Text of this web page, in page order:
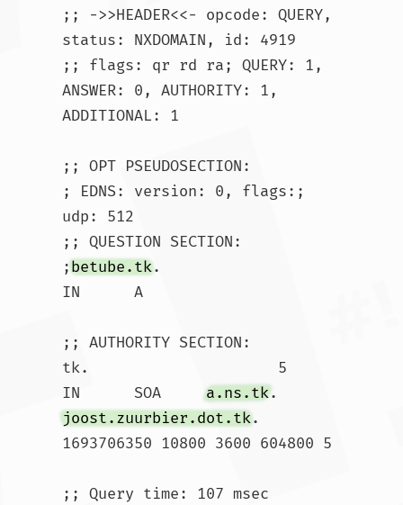
;; ->>HEADER<<- opcode: QUERY,
status: NXDOMAIN, id: 4919
;; flags: qr rd ra; QUERY: 1,
ANSWER: 0, AUTHORITY: 1,
ADDITIONAL: 1
;; OPT PSEUDOSECTION:
; EDNS: version: 0, flags:;
udp: 512
;; QUESTION SECTION:
;betube.tk.
IN	A
;; AUTHORITY SECTION:
tk.			5
IN	SOA a.ns.tk.
joost.zuurbier.dot.tk.
1693706350 10800 3600 604800 5
;; Query time: 107 msec